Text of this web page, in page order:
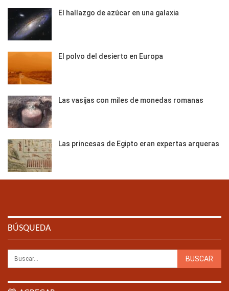
El hallazgo de azúcar en una galaxia
El polvo del desierto en Europa
Las vasijas con miles de monedas romanas
Las princesas de Egipto eran expertas arqueras
BÚSQUEDA